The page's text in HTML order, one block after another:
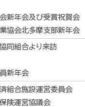
新年会及び受賞祝賀会
協会北多摩支部新年会
同組合より来訪
新年会
組合施設運営委員会
険運営協議会